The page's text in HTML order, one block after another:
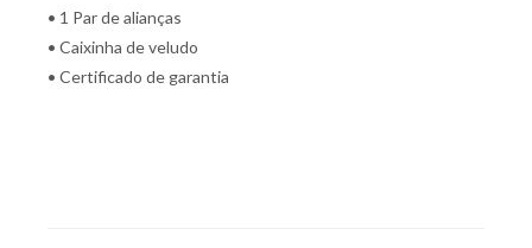
• 1 Par de alianças
• Caixinha de veludo
• Certificado de garantia